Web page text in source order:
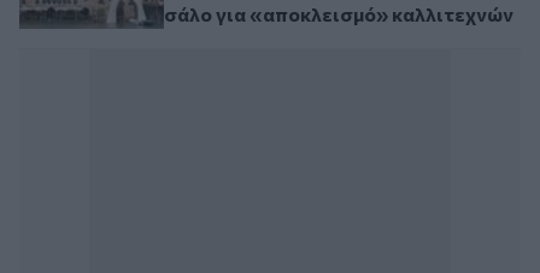
σάλο για «αποκλεισμό» καλλιτεχνών